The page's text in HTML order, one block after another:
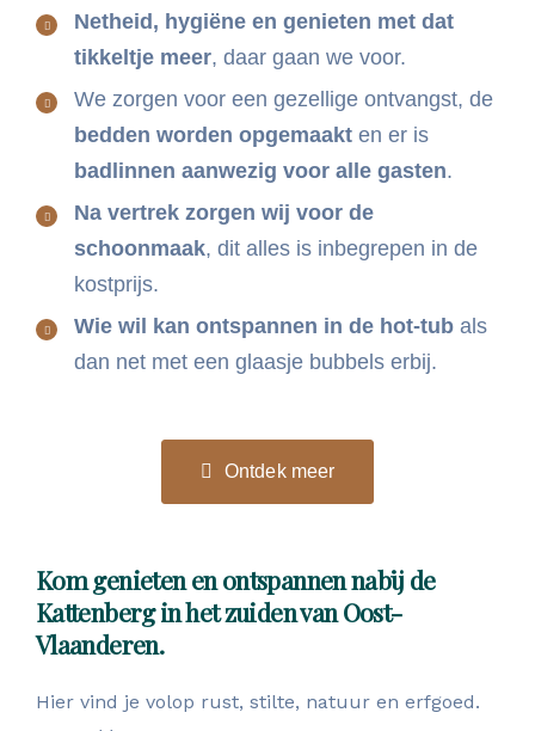
Netheid, hygiëne en genieten met dat
tikkeltje meer, daar gaan we voor.
We zorgen voor een gezellige ontvangst, de
bedden worden opgemaakt en er is
badlinnen aanwezig voor alle gasten.
Na vertrek zorgen wij voor de
schoonmaak, dit alles is inbegrepen in de
kostprijs.
Wie wil kan ontspannen in de hot-tub als
dan net met een glaasje bubbels erbij.
Ontdek meer
Kom genieten en ontspannen nabij de
Kattenberg in het zuiden van Oost-
Vlaanderen.
Hier vind je volop rust, stilte, natuur en erfgoed.